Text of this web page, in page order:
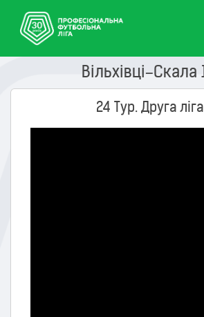
Вільхівці–Скала
24 Тур. Друга